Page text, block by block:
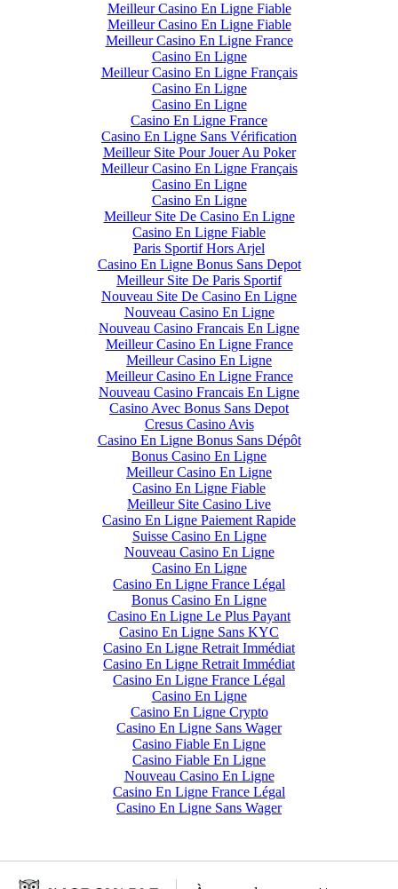
Meilleur Casino En Ligne Fiable
Meilleur Casino En Ligne Fiable
Meilleur Casino En Ligne France
Casino En Ligne
Meilleur Casino En Ligne Français
Casino En Ligne
Casino En Ligne
Casino En Ligne France
Casino En Ligne Sans Vérification
Meilleur Site Pour Jouer Au Poker
Meilleur Casino En Ligne Français
Casino En Ligne
Casino En Ligne
Meilleur Site De Casino En Ligne
Casino En Ligne Fiable
Paris Sportif Hors Arjel
Casino En Ligne Bonus Sans Depot
Meilleur Site De Paris Sportif
Nouveau Site De Casino En Ligne
Nouveau Casino En Ligne
Nouveau Casino Francais En Ligne
Meilleur Casino En Ligne France
Meilleur Casino En Ligne
Meilleur Casino En Ligne France
Nouveau Casino Francais En Ligne
Casino Avec Bonus Sans Depot
Cresus Casino Avis
Casino En Ligne Bonus Sans Dépôt
Bonus Casino En Ligne
Meilleur Casino En Ligne
Casino En Ligne Fiable
Meilleur Site Casino Live
Casino En Ligne Paiement Rapide
Suisse Casino En Ligne
Nouveau Casino En Ligne
Casino En Ligne
Casino En Ligne France Légal
Bonus Casino En Ligne
Casino En Ligne Le Plus Payant
Casino En Ligne Sans KYC
Casino En Ligne Retrait Immédiat
Casino En Ligne Retrait Immédiat
Casino En Ligne France Légal
Casino En Ligne
Casino En Ligne Crypto
Casino En Ligne Sans Wager
Casino Fiable En Ligne
Casino Fiable En Ligne
Nouveau Casino En Ligne
Casino En Ligne France Légal
Casino En Ligne Sans Wager